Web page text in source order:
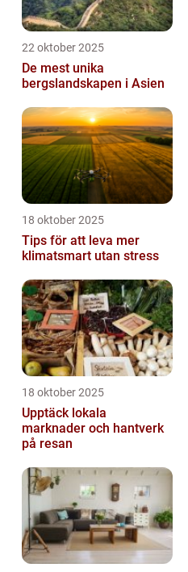
22 oktober 2025
De mest unika
bergslandskapen i Asien
18 oktober 2025
Tips för att leva mer
klimatsmart utan stress
18 oktober 2025
Upptäck lokala
marknader och hantverk
på resan